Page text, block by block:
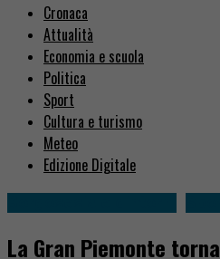
Cronaca
Attualità
Economia e scuola
Politica
Sport
Cultura e turismo
Meteo
Edizione Digitale
La Gran Piemonte